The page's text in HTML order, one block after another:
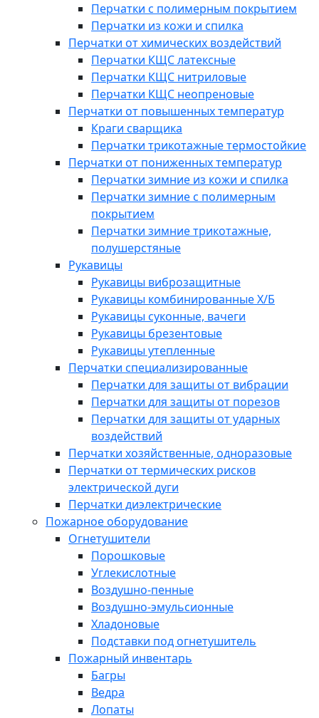
Перчатки с полимерным покрытием
Перчатки из кожи и спилка
Перчатки от химических воздействий
Перчатки КЩС латексные
Перчатки КЩС нитриловые
Перчатки КЩС неопреновые
Перчатки от повышенных температур
Краги сварщика
Перчатки трикотажные термостойкие
Перчатки от пониженных температур
Перчатки зимние из кожи и спилка
Перчатки зимние с полимерным
покрытием
Перчатки зимние трикотажные,
полушерстяные
Рукавицы
Рукавицы виброзащитные
Рукавицы комбинированные Х/Б
Рукавицы суконные, вачеги
Рукавицы брезентовые
Рукавицы утепленные
Перчатки специализированные
Перчатки для защиты от вибрации
Перчатки для защиты от порезов
Перчатки для защиты от ударных
воздействий
Перчатки хозяйственные, одноразовые
Перчатки от термических рисков
электрической дуги
Перчатки диэлектрические
Пожарное оборудование
Огнетушители
Порошковые
Углекислотные
Воздушно-пенные
Воздушно-эмульсионные
Хладоновые
Подставки под огнетушитель
Пожарный инвентарь
Багры
Ведра
Лопаты